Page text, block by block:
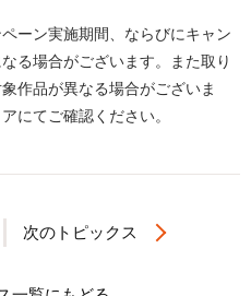
ーン実施期間、ならびにキャン
る場合がございます。また取り
作品が異なる場合がございま
にてご確認ください。
次のトピックス